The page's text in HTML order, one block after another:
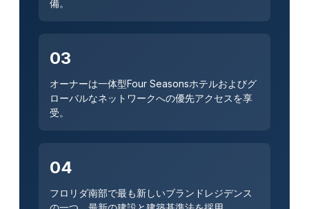
備。
03
オーナーは一体型Four Seasonsホテルおよびグ
ローバルなネットワークへの優先アクセスを享
受。
04
フロリダ南部で最も新しいブランドレジデンス